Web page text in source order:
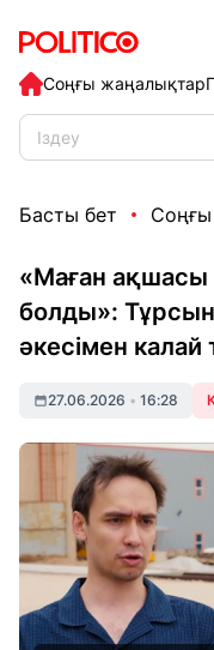
Соңғы жаңалықтар
Басты бет
«Маған ақшасы
болды»: Тұрсын
әкесімен
27.06.2026 • 16:28